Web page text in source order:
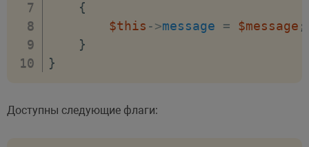
{
$this ->message = $message ;
}
}
Доступны следующие флаги: